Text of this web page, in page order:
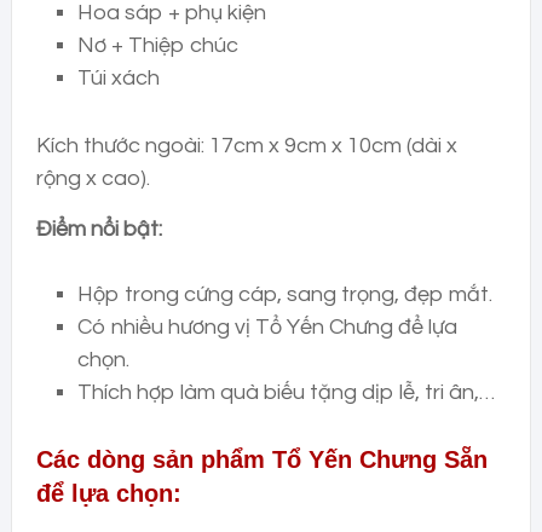
Hoa sáp + phụ kiện
Nơ + Thiệp chúc
Túi xách
Kích thước ngoài: 17cm x 9cm x 10cm (dài x
rộng x cao).
Điểm nổi bật:
Hộp trong cứng cáp, sang trọng, đẹp mắt.
Có nhiều hương vị Tổ Yến Chưng để lựa
chọn.
Thích hợp làm quà biếu tặng dịp lễ, tri ân,…
Các dòng sản phẩm Tổ Yến Chưng Sẵn
để lựa chọn: